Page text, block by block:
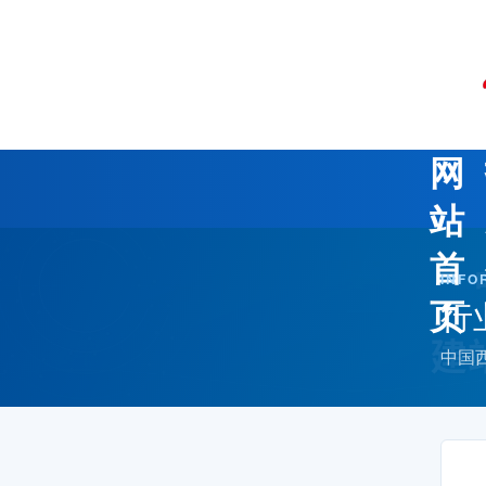
网
站
首
页
行
中国